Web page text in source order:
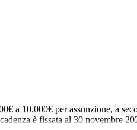
a 10.000€ per assunzione, a
è fissata al 30 novembre